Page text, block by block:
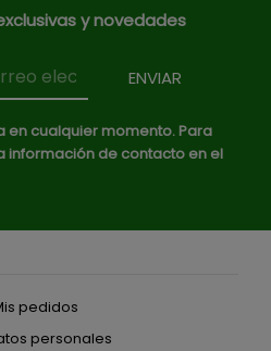
y novedades
en cualquier momento. Para
información de contacto en el
pedidos
personales